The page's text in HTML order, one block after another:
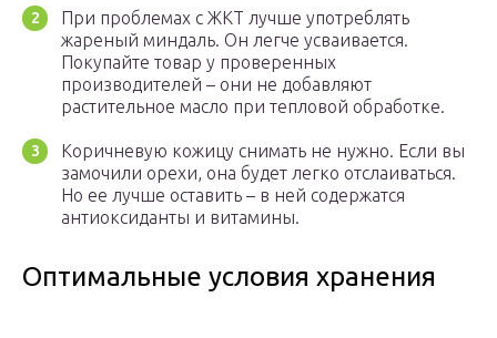
При проблемах с ЖКТ лучше употреблять
жареный миндаль. Он легче усваивается.
Покупайте товар у проверенных
производителей – они не добавляют
растительное масло при тепловой обработке.
Коричневую кожицу снимать не нужно. Если вы
замочили орехи, она будет легко отслаиваться.
Но ее лучше оставить – в ней содержатся
антиоксиданты и витамины.
Оптимальные условия хранения